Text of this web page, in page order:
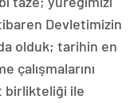
Devletimizin
olduk; tarihin en
çalışmalarını
birlikteliği ile